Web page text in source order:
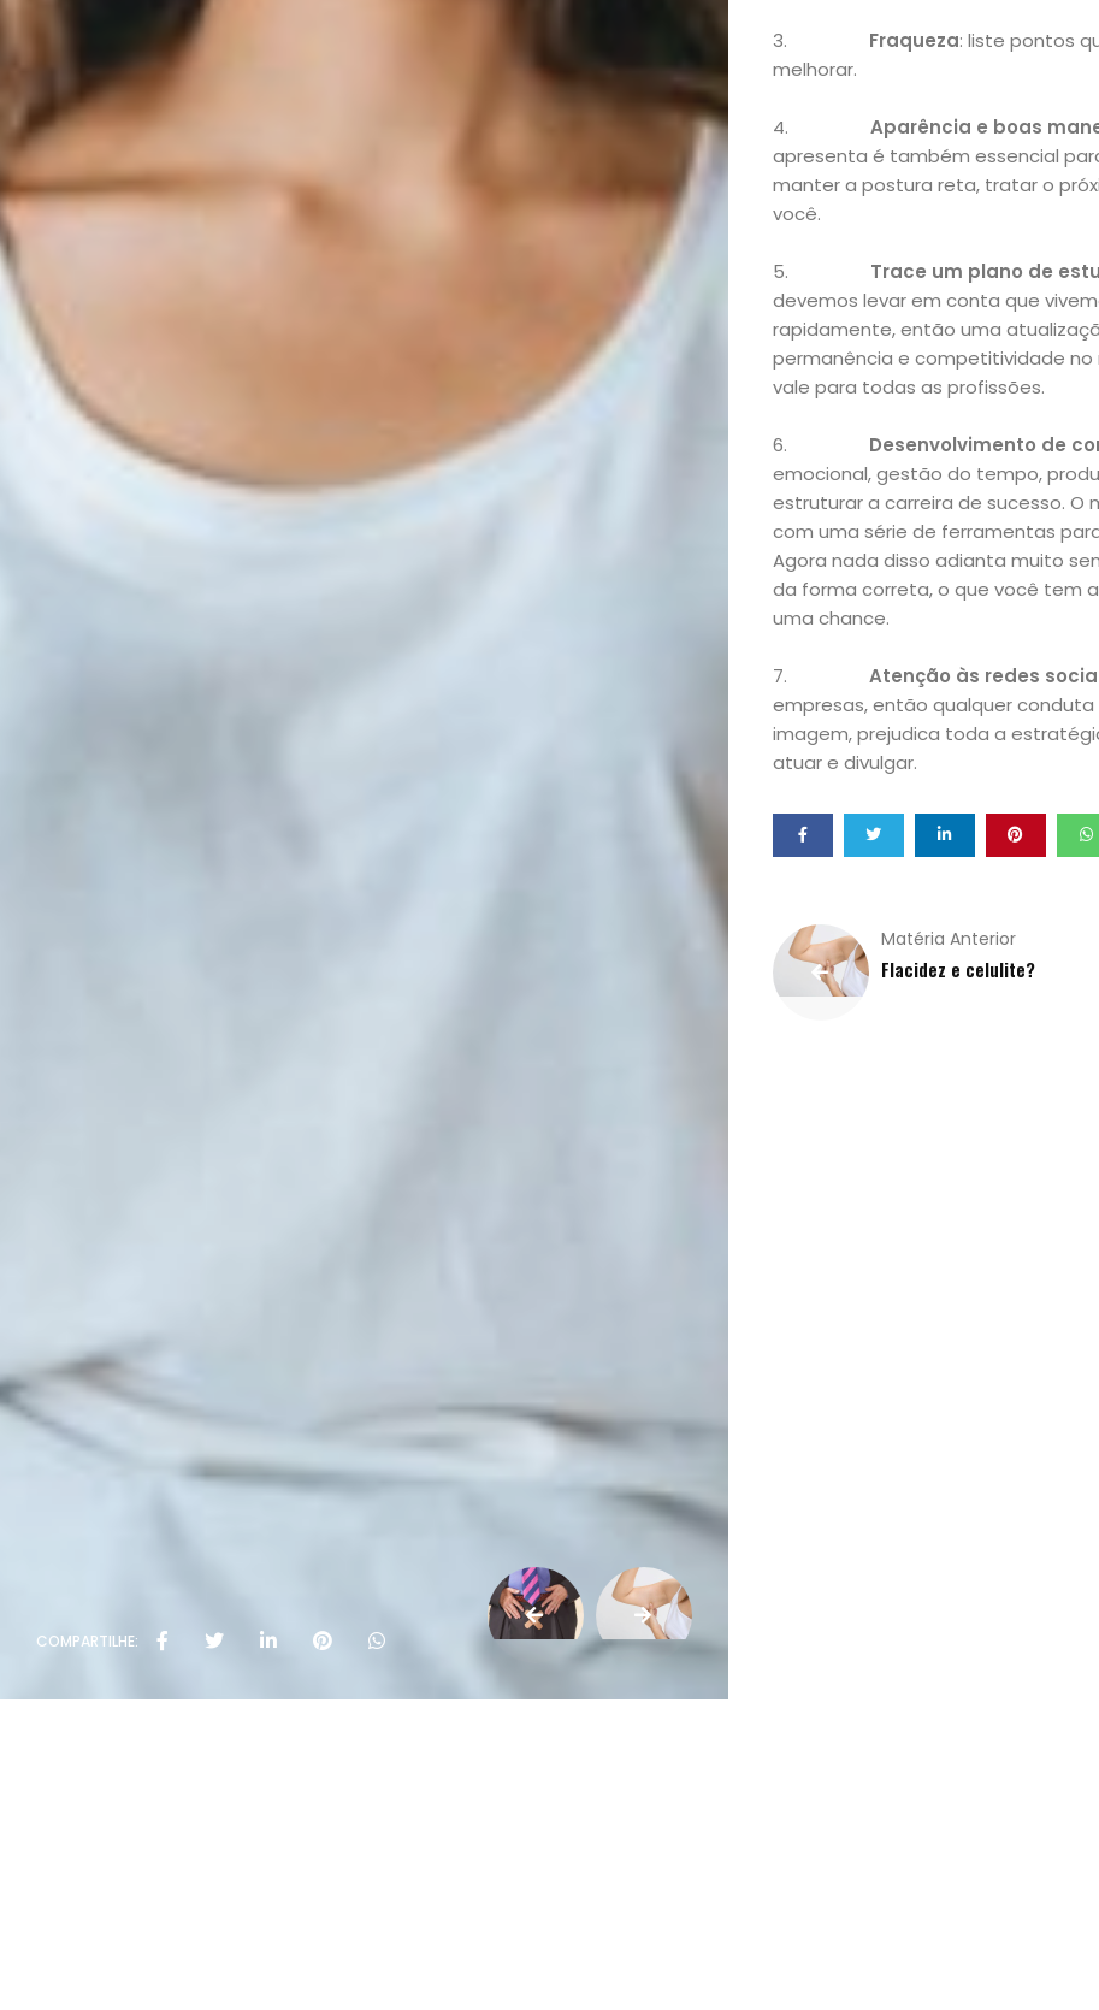
Beleza
Bora
lá!
Casa
e
Decoração
Exclusiva
Homem
Mães
&
Filhos
Notícias
Opinião
Pets
Receitas
Saúde
COMPARTILHE:
3. Fraqueza: liste pontos
melhorar.
4. Aparência e boas
apresenta é também essencial
manter a postura reta, tratar o
você.
5. Trace um plano de
devemos levar em conta que
rapidamente, então uma
permanência e competitividade
vale para todas as profissões.
6. Desenvolvimento de
emocional, gestão do tempo,
estruturar a carreira de sucesso.
com uma série de ferramentas
Agora nada disso adianta muito
da forma correta, o que você tem
uma chance.
7. Atenção às redes
empresas, então qualquer
imagem, prejudica toda a
atuar e divulgar.
Matéria Anterior
Flacidez e celulite?